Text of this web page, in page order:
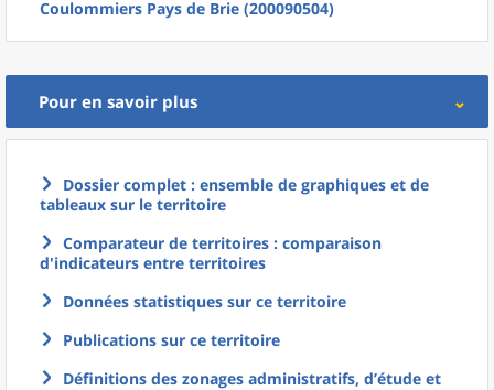
Coulommiers Pays de Brie (200090504)
Pour en savoir plus
Dossier complet : ensemble de graphiques et de
tableaux sur le territoire
Comparateur de territoires : comparaison
d'indicateurs entre territoires
Données statistiques sur ce territoire
Publications sur ce territoire
Définitions des zonages administratifs, d’étude et